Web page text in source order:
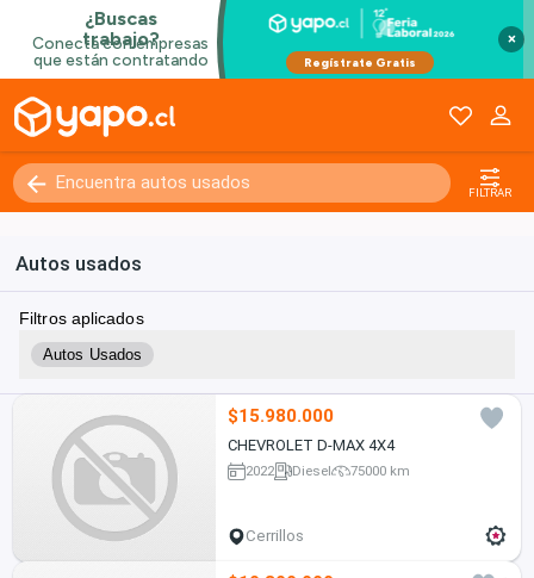
×
FILTRAR
Autos usados
Filtros aplicados
Autos Usados
$15.980.000
CHEVROLET D-MAX 4X4
2022 Diesel 75000 km
Cerrillos